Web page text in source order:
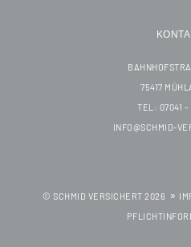
75417
TEL: 07041
INFO@SCHMID-
© SCHMID VERSICHERT 2026